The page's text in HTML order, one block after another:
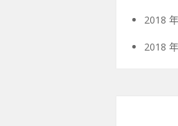
2018
2018